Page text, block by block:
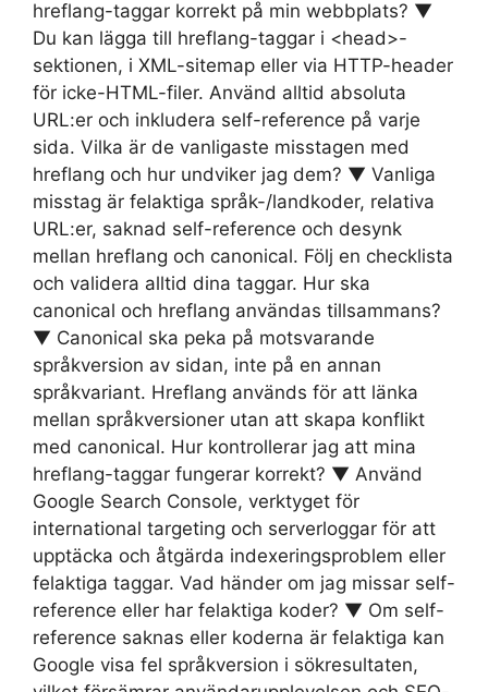
hreflang-taggar korrekt på min webbplats? ▼
Du kan lägga till hreflang-taggar i <head>-
sektionen, i XML-sitemap eller via HTTP-header
för icke-HTML-filer. Använd alltid absoluta
URL:er och inkludera self-reference på varje
sida. Vilka är de vanligaste misstagen med
hreflang och hur undviker jag dem? ▼ Vanliga
misstag är felaktiga språk-/landkoder, relativa
URL:er, saknad self-reference och desynk
mellan hreflang och canonical. Följ en checklista
och validera alltid dina taggar. Hur ska
canonical och hreflang användas tillsammans?
▼ Canonical ska peka på motsvarande
språkversion av sidan, inte på en annan
språkvariant. Hreflang används för att länka
mellan språkversioner utan att skapa konflikt
med canonical. Hur kontrollerar jag att mina
hreflang-taggar fungerar korrekt? ▼ Använd
Google Search Console, verktyget för
international targeting och serverloggar för att
upptäcka och åtgärda indexeringsproblem eller
felaktiga taggar. Vad händer om jag missar self-
reference eller har felaktiga koder? ▼ Om self-
reference saknas eller koderna är felaktiga kan
Google visa fel språkversion i sökresultaten,